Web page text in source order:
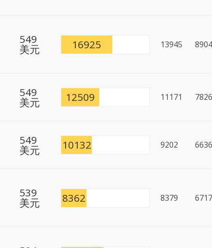
549
美元 16925 13945 8904
549
美元 12509 11171 7826
549
美元 10132 9202 6636
539
美元 8362 8379 6717